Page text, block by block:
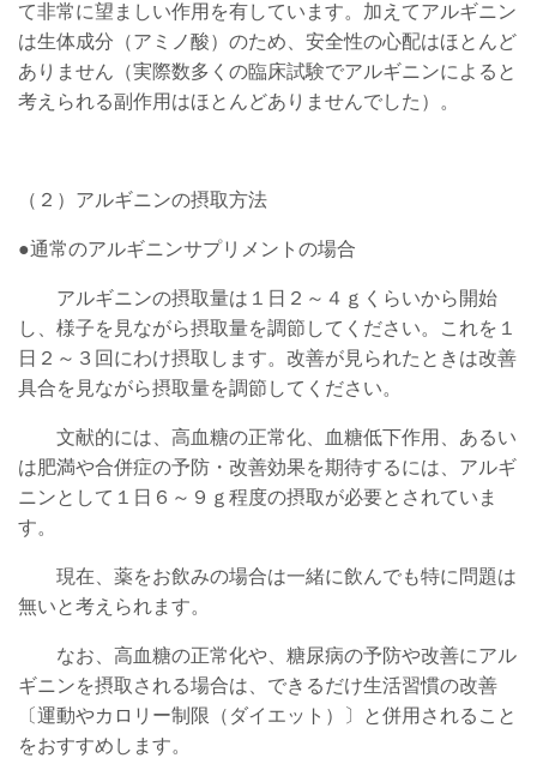
て非常に望ましい作用を有しています。加えてアルギニン
は生体成分（アミノ酸）のため、安全性の心配はほとんど
ありません（実際数多くの臨床試験でアルギニンによると
考えられる副作用はほとんどありませんでした ）。
（ ２）アルギニンの摂取方法
●通常のアルギニンサプリメントの場合
アルギニンの摂取量は１日２～４ｇくらいから開始
し、様子を見ながら摂取量を調節してください。これを１
日２～３回にわけ摂取します。改善が見られたときは改善
具合を見ながら摂取量を調節してください。
文献的には、高血糖の正常化、血糖低下作用、あるい
は肥満や合併症の予防・改善効果を期待するには、アルギ
ニンとして１日６～９ｇ程度の摂取が必要とされていま
す。
現在、薬をお飲みの場合は一緒に飲んでも特に問題は
無いと考えられます。
なお、高血糖の正常化や、糖尿病の予防や改善にアル
ギニンを摂取される場合は、できるだけ生活習慣の改善
〔運動やカロリー制限（ダイエット）〕と併用されること
をおすすめします。